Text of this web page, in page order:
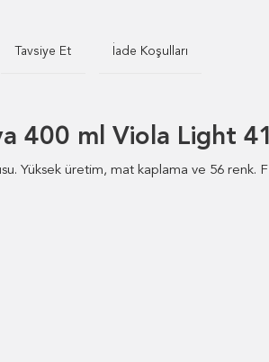
Tavsiye Et İade Koşulları
400 ml Viola Light
Yüksek üretim, mat kaplama ve 56